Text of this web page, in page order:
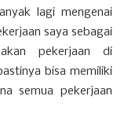
lagi mengenai
saya sebagai
pekerjaan di
bisa memiliki
semua pekerjaan